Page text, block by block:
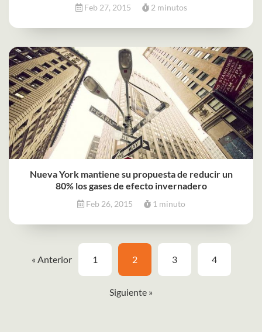
Feb 27, 2015 2 minutos
Nueva York mantiene su propuesta de reducir un
80% los gases de efecto invernadero
Feb 26, 2015 1 minuto
« Anterior 1 2 3 4
Siguiente »